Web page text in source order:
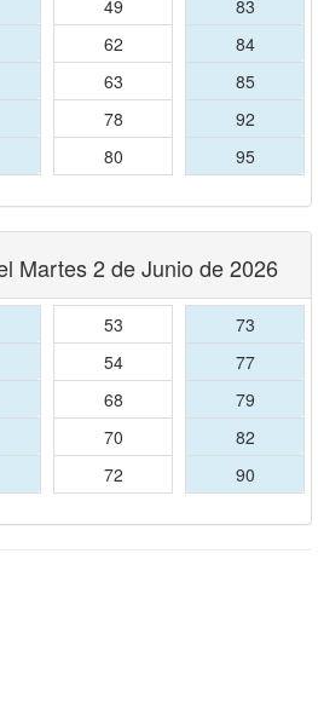
49
62
63
78
80
83
84
85
92
95
Martes 2 de Junio de 2026
53
54
68
70
72
73
77
79
82
90